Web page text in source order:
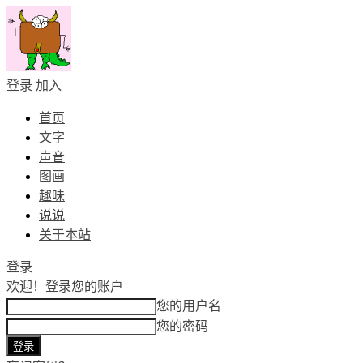
登录 加入
首页
文字
声音
图画
趣味
说说
关于本站
登录
欢迎！ 登录您的账户
您的用户名
您的密码